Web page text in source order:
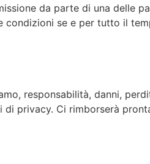
da parte di una delle
se e per tutto il
responsabilità, danni,
privacy. Ci rimborserà